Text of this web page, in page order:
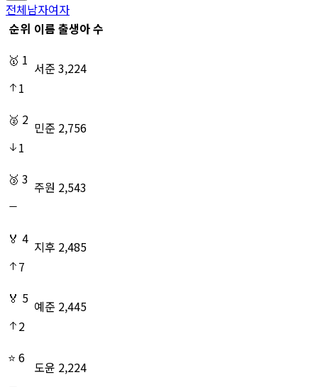
전체남자여자
순위 이름 출생아 수
🥇 1
1
서준 3,224
🥈 2
1
민준 2,756
🥉 3 주원 2,543
🏅️ 4
7
지후 2,485
🏅️ 5
2
예준 2,445
⭐ 6
도윤 2,224